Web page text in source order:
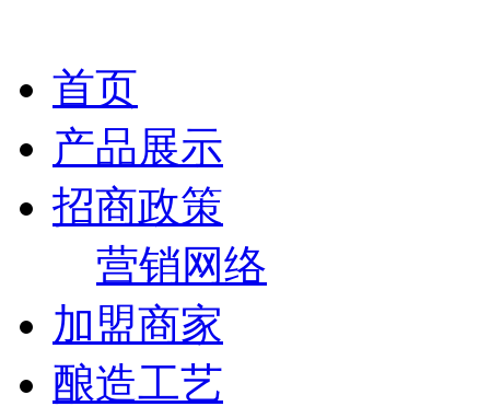
首页
产品展示
招商政策
营销网络
加盟商家
酿造工艺